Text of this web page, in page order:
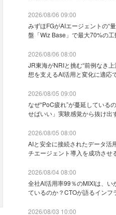
2026/08/06 09:00
みずほFGがAIエージェントの“
盤「Wiz Base」で最大70%の
2026/08/06 08:00
JR東海がNRIと挑む“前例なき
想を支えるAI活用と変化に適応
2026/08/05 09:00
なぜ“PoC疲れ”が蔓延している
せばいい」実験感覚から抜け出
2026/08/05 08:00
AIと安全に接続されたデータ
チエージェント導入を成功させ
2026/08/04 08:00
全社AI活用率99％のMIXIは、い
ているのか？CTOが語るインフ
2026/08/03 10:00